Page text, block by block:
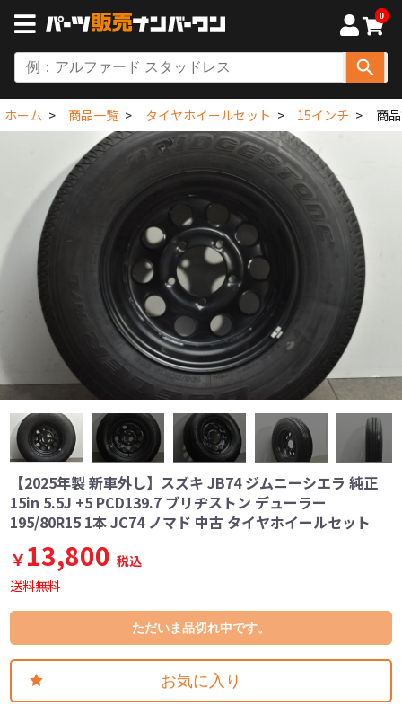
0
ホーム 商品一覧 タイヤホイールセット 15インチ 商
【2025年製 新車外し】スズキ JB74 ジムニーシエラ 純正
15in 5.5J +5 PCD139.7 ブリヂストン デューラー
195/80R15 1本 JC74 ノマド 中古 タイヤホイールセット
￥13,800 税込
送料無料
ただいま品切れ中です。
お気に入り